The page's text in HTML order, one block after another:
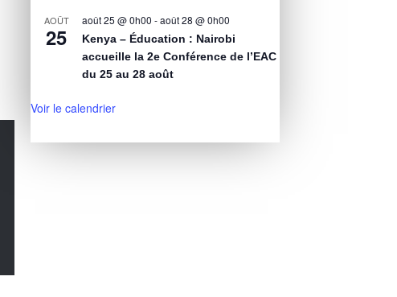
AOÛT
25
août 25 @ 0h00 -août 28 @ 0h00
Kenya – Éducation : Nairobi
accueille la 2e Conférence de l’EAC
du 25 au 28 août
Voir le calendrier